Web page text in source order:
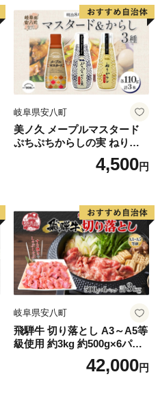
岐阜県安八町
美ノ久 メープルマスタード
ぷちぷちからしの実 ねりか
らし 3種 3本 セット アソート
3種類 からし カラシ マスタ
調味料 常備 お取り寄せ ご当
地 送料無料 岐阜県 安八町
4,500円
岐阜県安八町
飛騨牛 切り落とし A3～A5等
級使用 約3kg 約500g×6パッ
ク 肉 牛肉 和牛 ブランド牛
お肉 ビーフ しゃぶしゃぶ す
42,000円